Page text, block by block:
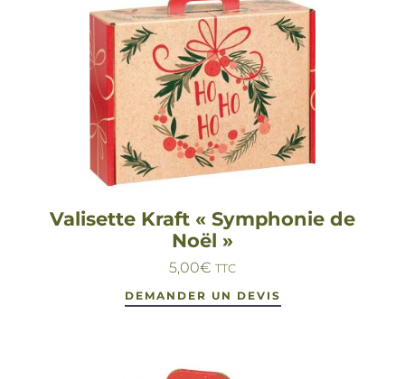
Valisette Kraft « Symphonie de
Noël »
5,00€ TTC
DEMANDER UN DEVIS